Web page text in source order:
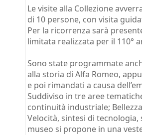
Le visite alla Collezione
di 10 persone, con visita
Per la ricorrenza sarà
limitata realizzata per il 110°
Sono state programmate
alla storia di Alfa Romeo,
e poi rimandati a causa
Suddiviso in tre aree
continuità industriale;
Velocità, sintesi di
museo si propone in una